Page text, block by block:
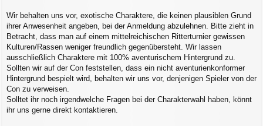
Wir behalten uns vor, exotische Charaktere, die keinen plausiblen Grund
ihrer Anwesenheit angeben, bei der Anmeldung abzulehnen. Bitte zieht in
Betracht, dass man auf einem mittelreichischen Ritterturnier gewissen
Kulturen/Rassen weniger freundlich gegenübersteht. Wir lassen
ausschließlich Charaktere mit 100% aventurischem Hintergrund zu.
Sollten wir auf der Con feststellen, dass ein nicht aventurienkonformer
Hintergrund bespielt wird, behalten wir uns vor, denjenigen Spieler von der
Con zu verweisen.
Solltet ihr noch irgendwelche Fragen bei der Charakterwahl haben, könnt
ihr uns gerne direkt kontaktieren.